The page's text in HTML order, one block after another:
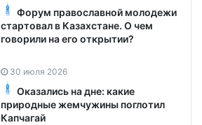
Форум православной молодежи
стартовал в Казахстане. О чем
говорили на его открытии?
30 июля 2026
Оказались на дне: какие
природные жемчужины поглотил
Капчагай